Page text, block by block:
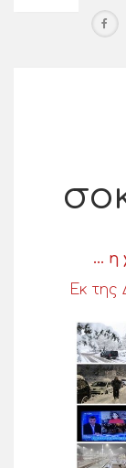
... η
Εκ της